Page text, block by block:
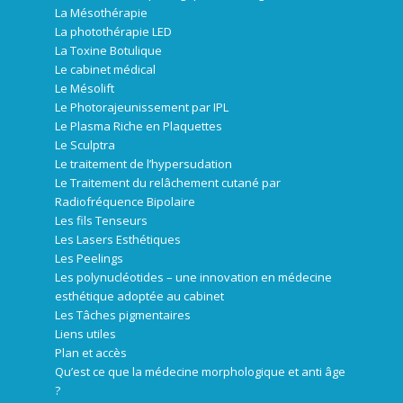
La Mésothérapie
La photothérapie LED
La Toxine Botulique
Le cabinet médical
Le Mésolift
Le Photorajeunissement par IPL
Le Plasma Riche en Plaquettes
Le Sculptra
Le traitement de l’hypersudation
Le Traitement du relâchement cutané par
Radiofréquence Bipolaire
Les fils Tenseurs
Les Lasers Esthétiques
Les Peelings
Les polynucléotides – une innovation en médecine
esthétique adoptée au cabinet
Les Tâches pigmentaires
Liens utiles
Plan et accès
Qu’est ce que la médecine morphologique et anti âge
?